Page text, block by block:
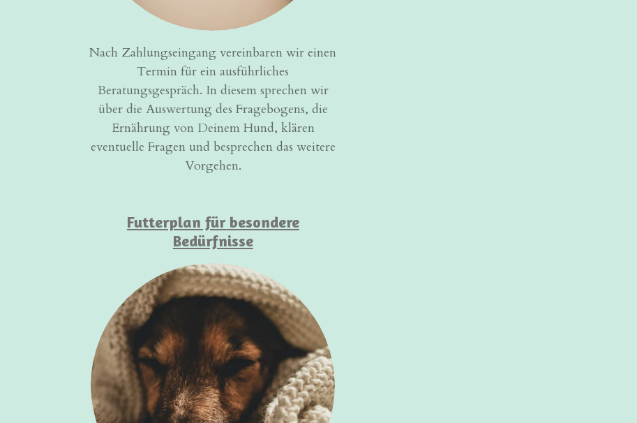
Nach Zahlungseingang vereinbaren wir einen
Termin für ein ausführliches
Beratungsgespräch. In diesem sprechen wir
über die Auswertung des Fragebogens, die
Ernährung von Deinem Hund, klären
eventuelle Fragen und besprechen das weitere
Vorgehen.
Futterplan für besondere
Bedürfnisse